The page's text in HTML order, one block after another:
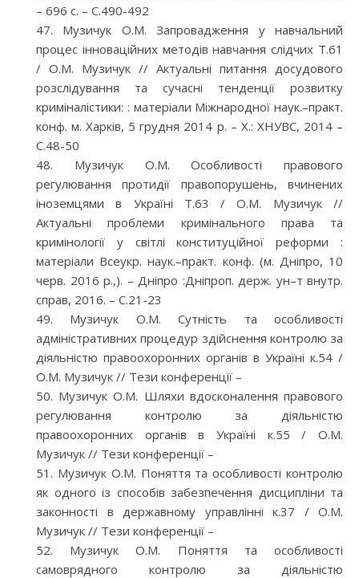
– 696 с. – С.490-492
Музичук О.М. Запровадження у навчальний
процес інноваційних методів навчання слідчих Т.61
/ О.М. Музичук // Актуальні питання досудового
розслідування та сучасні тенденції розвитку
криміналістики: : матеріали Міжнародної наук.–практ.
конф. м. Харків, 5 грудня 2014 р. – Х.: ХНУВС, 2014 –
С.48-50
Музичук О.М. Особливості правового
регулювання протидії правопорушень, вчинених
іноземцями в Україні Т.63 / О.М. Музичук //
Актуальні проблеми кримінального права та
кримінології у світлі конституційної реформи :
матеріали Всеукр. наук.–практ. конф. (м. Дніпро, 10
черв. 2016 р.,). – Дніпро :Дніпроп. держ. ун–т внутр.
справ, 2016. – С.21-23
Музичук О.М. Сутність та особливості
адміністративних процедур здійснення контролю за
діяльністю правоохоронних органів в Україні к.54 /
О.М. Музичук // Тези конференції –
Музичук О.М. Шляхи вдосконалення правового
регулювання контролю за діяльністю
правоохоронних органів в Україні к.55 / О.М.
Музичук // Тези конференції –
Музичук О.М. Поняття та особливості контролю
як одного із способів забезпечення дисципліни та
законності в державному управлінні к.37 / О.М.
Музичук // Тези конференції –
Музичук О.М. Поняття та особливості
самоврядного контролю за діяльністю